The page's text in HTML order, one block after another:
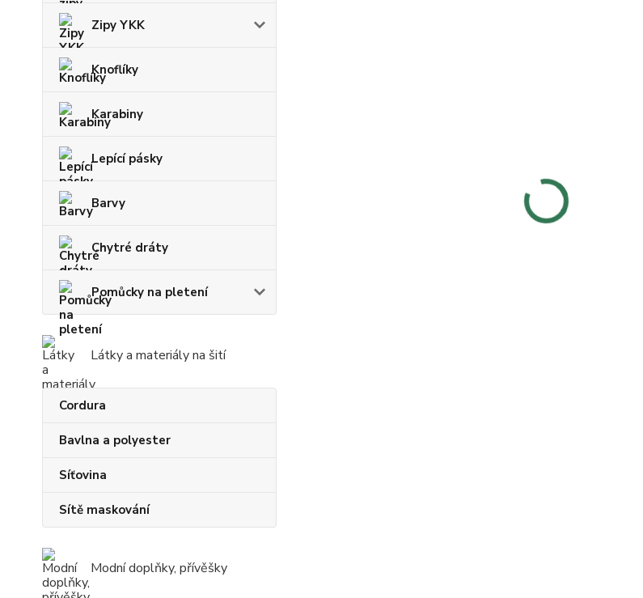
Zipy YKK
Knoflíky
Karabiny
Lepící pásky
Barvy
Chytré dráty
Pomůcky na pletení
Látky a materiály na šití
Cordura
Bavlna a polyester
Síťovina
Sítě maskování
Modní doplňky, přívěšky